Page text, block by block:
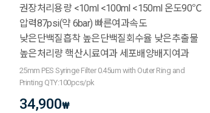
권장처리용량 <10ml <100ml <150ml 온도90℃
압력87psi(약 6bar) 빠른여과속도
낮은단백질흡착 높은단백질회수율 낮은추출물
높은처리량 핵산시료여과 세포배양배지여과
25mm PES Syringe Filter 0.45um with Outer Ring and
Printing QTY:100pcs/pk
34,900₩